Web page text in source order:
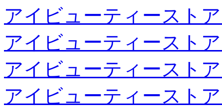
アイビューティースト
アイビューティースト
アイビューティースト
アイビューティースト